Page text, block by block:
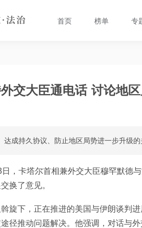
首页 榜单 专
交大臣通电话 讨论地
成持久协议、防止地区局势进一步升级的
，卡塔尔首相兼外交大臣穆罕默德
换了意见。
旋下，正在推进的美国与伊朗谈判
径推动问题解决。他强调，对话与